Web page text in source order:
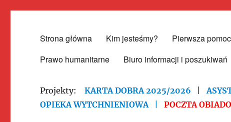
Polski Czerwony Krzyż –
Strona główna Kim jesteśmy? Pierwsza pomoc
Prawo humanitarne
Biuro informacji i poszukiwań
Projekty:KARTA DOBRA 2025/2026 |
OPIEKA WYTCHNIENIOWA|POCZTA